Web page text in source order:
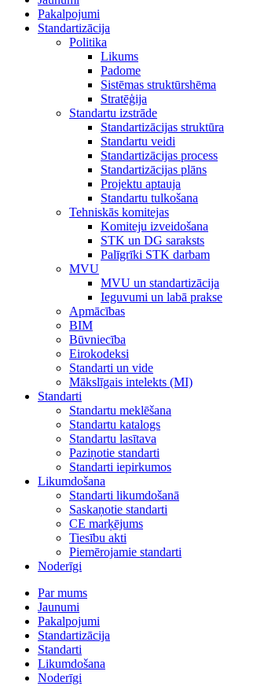
Pakalpojumi
Standartizācija
Politika
Likums
Padome
Sistēmas struktūrshēma
Stratēģija
Standartu izstrāde
Standartizācijas struktūra
Standartu veidi
Standartizācijas process
Standartizācijas plāns
Projektu aptauja
Standartu tulkošana
Tehniskās komitejas
Komiteju izveidošana
STK un DG saraksts
Palīgrīki STK darbam
MVU
MVU un standartizācija
Ieguvumi un labā prakse
Apmācības
BIM
Būvniecība
Eirokodeksi
Standarti un vide
Mākslīgais intelekts (MI)
Standarti
Standartu meklēšana
Standartu katalogs
Standartu lasītava
Paziņotie standarti
Standarti iepirkumos
Likumdošana
Standarti likumdošanā
Saskaņotie standarti
CE marķējums
Tiesību akti
Piemērojamie standarti
Noderīgi
Par mums
Jaunumi
Pakalpojumi
Standartizācija
Standarti
Likumdošana
Noderīgi